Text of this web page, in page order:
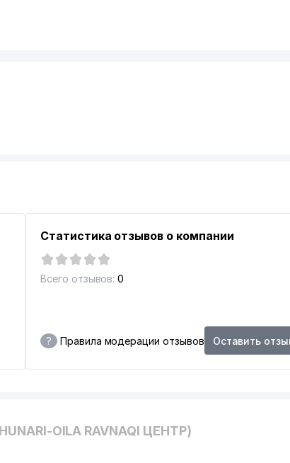
Статистика отзывов о компании
Всего отзывов: 0
? Правила модерации отзывов Оставить
OILA RAVNAQI ЦЕНТР)